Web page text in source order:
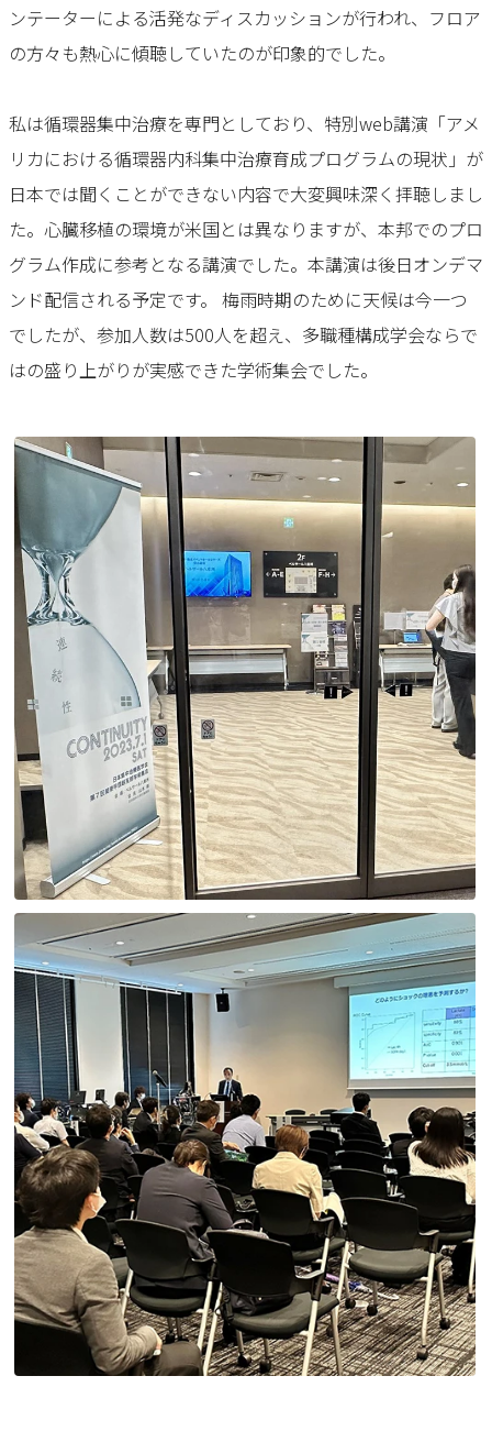
ンテーターによる活発なディスカッションが行われ、フロア
の方々も熱心に傾聴していたのが印象的でした。
私は循環器集中治療を専門としており、特別web講演「アメ
リカにおける循環器内科集中治療育成プログラムの現状」が
日本では聞くことができない内容で大変興味深く拝聴しまし
た。心臓移植の環境が米国とは異なりますが、本邦でのプロ
グラム作成に参考となる講演でした。本講演は後日オンデマ
ンド配信される予定です。 梅雨時期のために天候は今一つ
でしたが、参加人数は500人を超え、多職種構成学会ならで
はの盛り上がりが実感できた学術集会でした。